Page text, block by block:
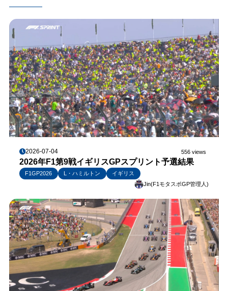
2026-07-04 556 views
2026年F1第9戦イギリスGPスプリント予選結果
F1GP2026 L・ハミルトン
イギリス
Jin(F1モタスポGP管理人)